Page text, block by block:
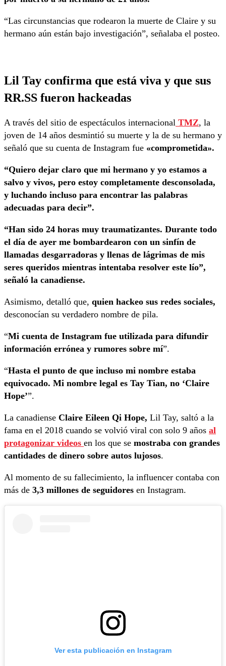
“Las circunstancias que rodearon la muerte de Claire y su
hermano aún están bajo investigación”, señalaba el posteo.
Lil Tay confirma que está viva y que sus
RR.SS fueron hackeadas
A través del sitio de espectáculos internacional TMZ, la
joven de 14 años desmintió su muerte y la de su hermano y
señaló que su cuenta de Instagram fue «comprometida».
“Quiero dejar claro que mi hermano y yo estamos a
salvo y vivos, pero estoy completamente desconsolada,
y luchando incluso para encontrar las palabras
adecuadas para decir”.
“Han sido 24 horas muy traumatizantes. Durante todo
el día de ayer me bombardearon con un sinfín de
llamadas desgarradoras y llenas de lágrimas de mis
seres queridos mientras intentaba resolver este lío”,
señaló la canadiense.
Asimismo, detalló que, quien hackeo sus redes sociales,
desconocían su verdadero nombre de pila.
“Mi cuenta de Instagram fue utilizada para difundir
información errónea y rumores sobre mí”.
“Hasta el punto de que incluso mi nombre estaba
equivocado. Mi nombre legal es Tay Tian, no ‘Claire
Hope’”.
La canadiense Claire Eileen Qi Hope, Lil Tay, saltó a la
fama en el 2018 cuando se volvió viral con solo 9 años al
protagonizar videos en los que se mostraba con grandes
cantidades de dinero sobre autos lujosos.
Al momento de su fallecimiento, la influencer contaba con
más de 3,3 millones de seguidores en Instagram.
Ver esta publicación en Instagram